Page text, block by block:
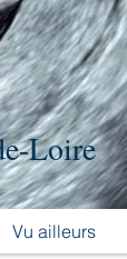
Loire
Vu ailleurs